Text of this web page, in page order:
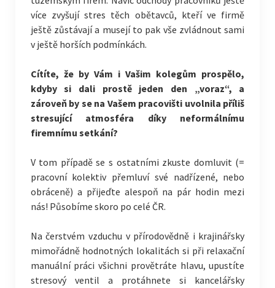
více zvyšují stres těch obětavců, kteří ve firmě
ještě zůstávají a musejí to pak vše zvládnout sami
v ještě horších podmínkách.
Cítíte, že by Vám i Vašim kolegům prospělo,
kdyby si dali prostě jeden den „voraz“, a
zároveň by se na Vašem pracovišti uvolnila příliš
stresující atmosféra díky neformálnímu
firemnímu setkání?
V tom případě se s ostatními zkuste domluvit (=
pracovní kolektiv přemluví své nadřízené, nebo
obráceně) a přijeďte alespoň na pár hodin mezi
nás! Působíme skoro po celé ČR.
Na čerstvém vzduchu v přírodovědně i krajinářsky
mimořádně hodnotných lokalitách si při relaxační
manuální práci všichni provětráte hlavu, upustíte
stresový ventil a protáhnete si kancelářsky